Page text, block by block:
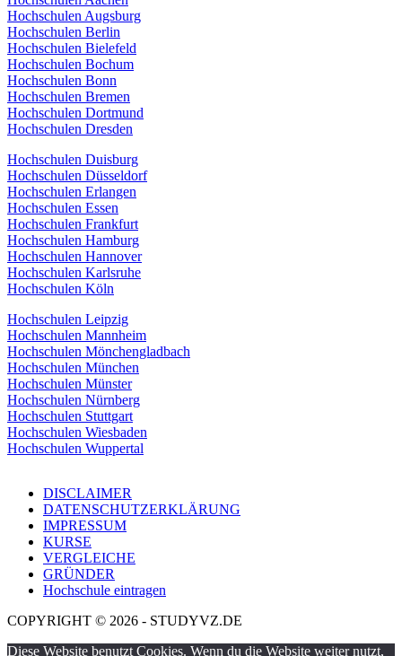
Hochschulen Augsburg
Hochschulen Berlin
Hochschulen Bielefeld
Hochschulen Bochum
Hochschulen Bonn
Hochschulen Bremen
Hochschulen Dortmund
Hochschulen Dresden
Hochschulen Duisburg
Hochschulen Düsseldorf
Hochschulen Erlangen
Hochschulen Essen
Hochschulen Frankfurt
Hochschulen Hamburg
Hochschulen Hannover
Hochschulen Karlsruhe
Hochschulen Köln
Hochschulen Leipzig
Hochschulen Mannheim
Hochschulen Mönchengladbach
Hochschulen München
Hochschulen Münster
Hochschulen Nürnberg
Hochschulen Stuttgart
Hochschulen Wiesbaden
Hochschulen Wuppertal
DISCLAIMER
DATENSCHUTZERKLÄRUNG
IMPRESSUM
KURSE
VERGLEICHE
GRÜNDER
Hochschule eintragen
COPYRIGHT © 2026 - STUDYVZ.DE
Diese Website benutzt Cookies. Wenn du die Website weiter nutzt,